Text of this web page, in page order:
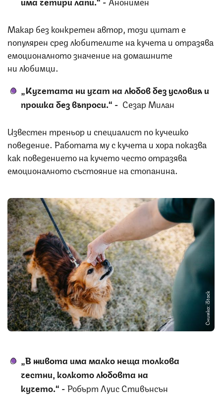
Макар без конкретен автор, този цитат е
популярен сред любителите на кучета и отразява
емоционалното значение на домашните
ни любимци.
„Кучетата ни учат на любов без условия и
прошка без въпроси.“ - Сезар Милан
Известен треньор и специалист по кучешко
поведение. Работата му с кучета и хора показва
как поведението на кучето често отразява
емоционалното състояние на стопанина.
Снимка: iStock
„В живота има малко неща толкова
честни, колкото любовта на
кучето.“ -Робърт Луис Стивънсън